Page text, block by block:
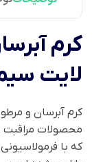
کرم
لایت
کرم آبرسان و
محصولات
که با